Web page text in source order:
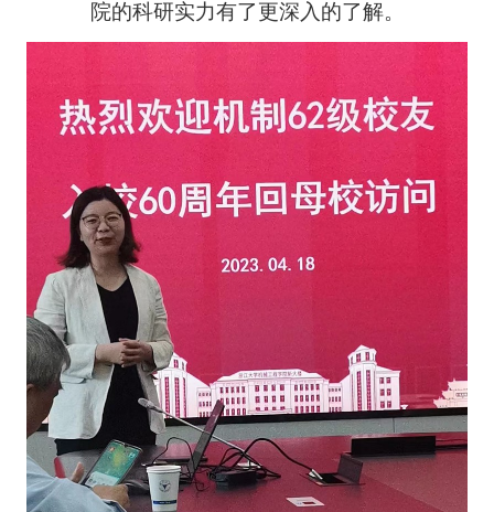
院的科研实力有了更深入的了解。